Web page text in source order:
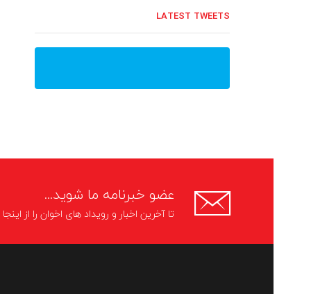
LATEST TWEETS
عضو خبرنامه ما شوید...
تا آخرین اخبار و رویداد های اخوان را از